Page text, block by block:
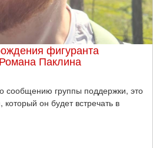
фигуранта
Паклина
сообщению группы поддержки, это
он будет встречать в